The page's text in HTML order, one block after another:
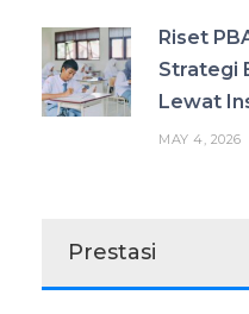
Riset
Strategi
Lewat
MAY 4, 2026
Prestasi